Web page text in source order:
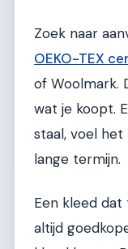
Zoek naar
OEKO-TEX
of Woolmark.
wat je koopt.
staal, voel het
lange termijn.
Een kleed dat
altijd